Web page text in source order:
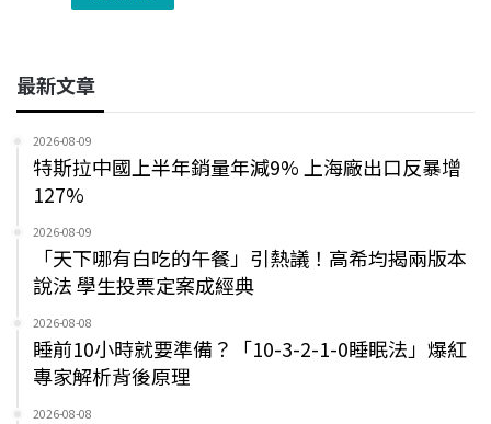
最新文章
2026-08-09
特斯拉中國上半年銷量年減9% 上海廠出口反暴增
127%
2026-08-09
「天下哪有白吃的午餐」引熱議！高希均揭兩版本
說法 學生投票定案成經典
2026-08-08
睡前10小時就要準備？「10-3-2-1-0睡眠法」爆紅
專家解析背後原理
2026-08-08